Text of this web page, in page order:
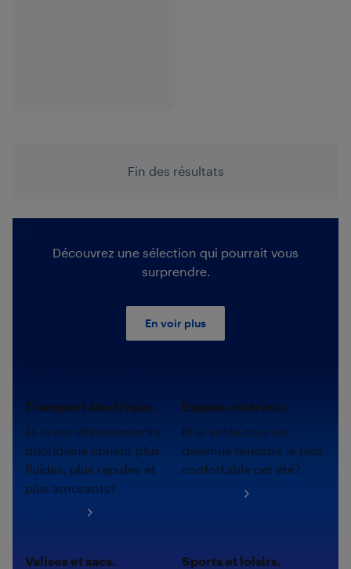
Fin des résultats
Découvrez une sélection qui pourrait vous
surprendre.
En voir plus
Transport électrique.
Et si vos déplacements
quotidiens étaient plus
fluides, plus rapides et
plus amusants?
Espace extérieur.
Et si votre cour est
devenue l'endroit le plus
confortable cet été?
Valises et sacs.
Sports et loisirs.